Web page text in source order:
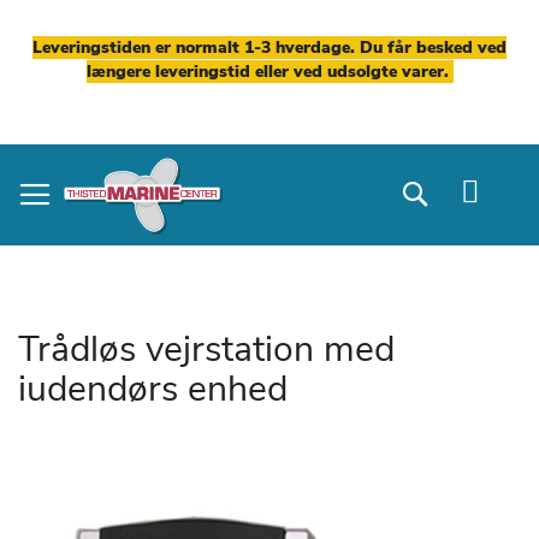
Leveringstiden er normalt 1-3 hverdage. Du får besked ved
længere leveringstid eller ved udsolgte varer.
to
Content
Search
Trådløs vejrstation med
iudendørs enhed